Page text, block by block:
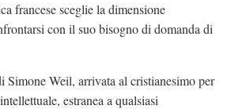
francese sceglie la dimensione
con il suo bisogno di domanda di
Simone Weil, arrivata al cristianesimo per
estranea a qualsiasi